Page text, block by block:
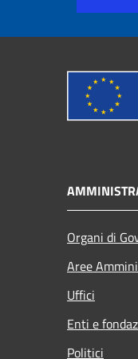
Organi di
Aree
Uffici
Enti e
Politici